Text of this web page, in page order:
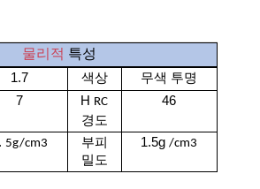
물리적 특성
색상 무색 투명
7 H RC
경도
46
5g/cm3 부피
밀도
1.5g/cm3